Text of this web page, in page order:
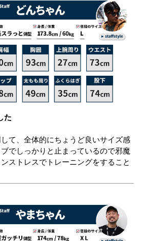
た
て、全体的にちょうど良いサイズ感
でしっかりと止まっているので邪魔
ストレスでトレーニングをすること